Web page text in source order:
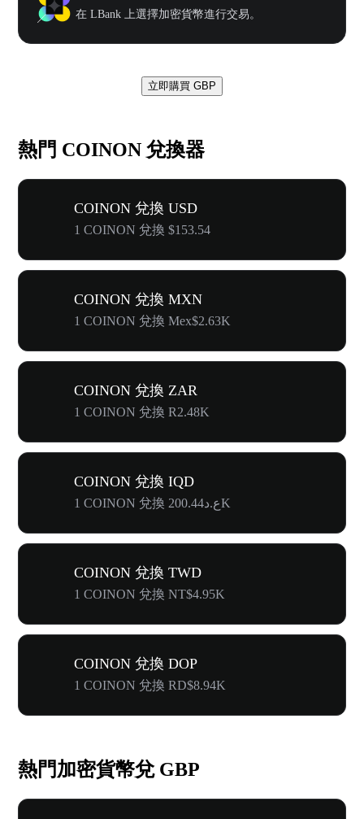
在 LBank 上選擇加密貨幣進行交易。
立即購買 GBP
熱門 COINON 兌換器
COINON 兌換 USD
1 COINON 兌換 $153.54
COINON 兌換 MXN
1 COINON 兌換 Mex$2.63K
COINON 兌換 ZAR
1 COINON 兌換 R2.48K
COINON 兌換 IQD
1 COINON 兌換 ع.د200.44K
COINON 兌換 TWD
1 COINON 兌換 NT$4.95K
COINON 兌換 DOP
1 COINON 兌換 RD$8.94K
熱門加密貨幣兌 GBP